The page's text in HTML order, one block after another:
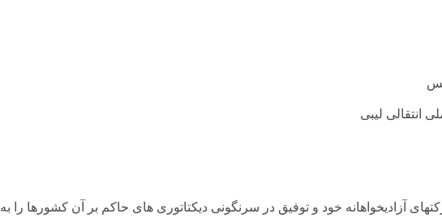
انتقالی لیبی
آزادیخواهانه خود و توفیق در سرنگونی دیکتاتوری های حاکم بر آن کشورها را به